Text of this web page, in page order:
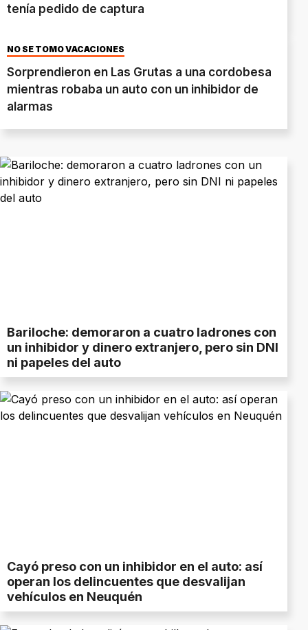
tenía pedido de captura
NO SE TOMÓ VACACIONES
Sorprendieron en Las Grutas a una cordobesa
mientras robaba un auto con un inhibidor de
alarmas
Bariloche: demoraron a cuatro ladrones con
un inhibidor y dinero extranjero, pero sin DNI
ni papeles del auto
Cayó preso con un inhibidor en el auto: así
operan los delincuentes que desvalijan
vehículos en Neuquén